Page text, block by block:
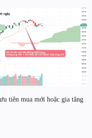
tiên mua mới hoặc gia tăng